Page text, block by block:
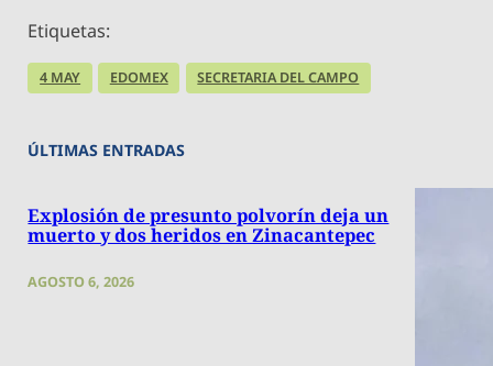
Etiquetas:
4 MAY EDOMEX SECRETARIA DEL CAMPO
ÚLTIMAS ENTRADAS
Explosión de presunto polvorín deja un
muerto y dos heridos en Zinacantepec
AGOSTO 6, 2026